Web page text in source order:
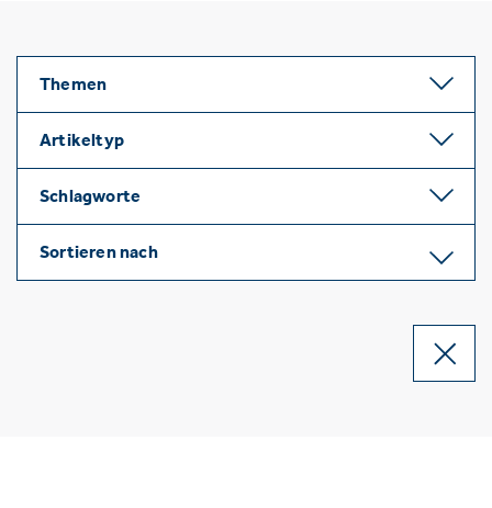
Themen
Artikeltyp
Schlagworte
Sortieren nach